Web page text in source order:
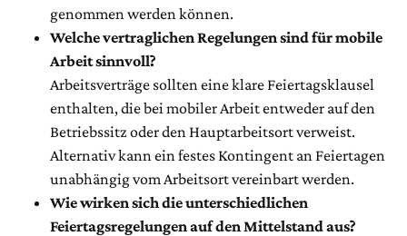
genommen werden können.
Welche vertraglichen Regelungen sind für mobile
Arbeit sinnvoll?
Arbeitsverträge sollten eine klare Feiertagsklausel
enthalten, die bei mobiler Arbeit entweder auf den
Betriebssitz oder den Hauptarbeitsort verweist.
Alternativ kann ein festes Kontingent an Feiertagen
unabhängig vom Arbeitsort vereinbart werden.
Wie wirken sich die unterschiedlichen
Feiertagsregelungen auf den Mittelstand aus?